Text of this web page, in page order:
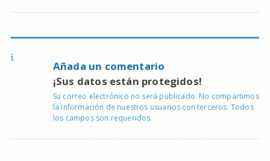
Añada un comentario
¡Sus datos están protegidos!
Su correo electrónico no será publicado. No compartimos
la información de nuestros usuarios con terceros. Todos
los campos son requeridos.